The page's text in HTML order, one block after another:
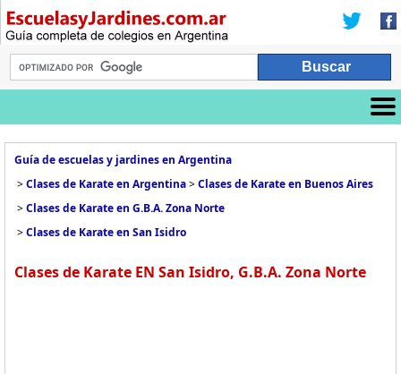
Guía de escuelas y jardines en Argentina
>Clases de Karate en Argentina>Clases de Karate en Buenos Aires
>Clases de Karate en G.B.A. Zona Norte
>Clases de Karate en San Isidro
Clases de Karate EN San Isidro, G.B.A. Zona Norte